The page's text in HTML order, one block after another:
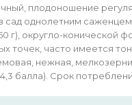
плодоношение
сад однолетним
г), округло-конической
точек, часто имеется
нежная,
балла). Срок